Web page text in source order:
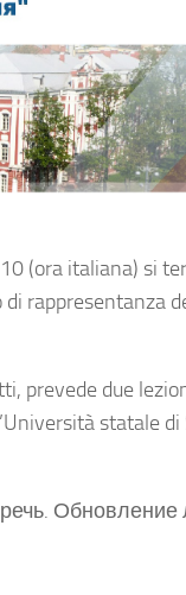
(ora italiana) si
rappresentanza
prevede due
statale
Обновление